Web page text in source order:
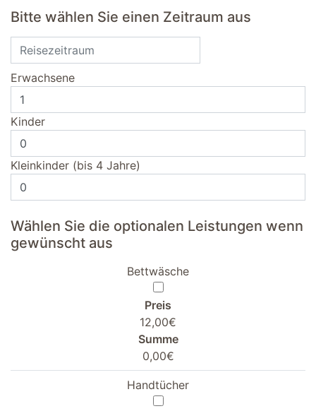
Bitte wählen Sie einen Zeitraum aus
Erwachsene
Kinder
Kleinkinder (bis 4 Jahre)
Wählen Sie die optionalen Leistungen wenn
gewünscht aus
Bettwäsche
Preis
12,00€
Summe
0,00€
Handtücher